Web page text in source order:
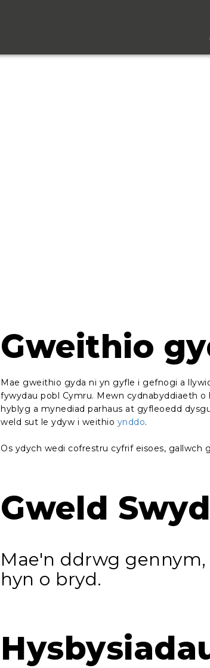
Gweithio
Mae gweithio gyda ni yn gyfle i gefnogi a
fywydau pobl Cymru. Mewn cydnabyddiaeth
hyblyg a mynediad parhaus at gyfleoedd
weld sut le ydyw i weithio ynddo.
Os ydych wedi cofrestru cyfrif eisoes, gallwch
Gweld
Mae'n ddrwg
hyn o bryd.